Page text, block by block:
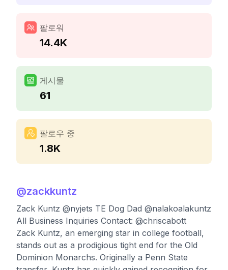
팔로워
14.4K
게시물
61
팔로우 중
1.8K
@zackkuntz
Zack Kuntz @nyjets TE Dog Dad @nalakoalakuntz
All Business Inquiries Contact: @chriscabott
Zack Kuntz, an emerging star in college football,
stands out as a prodigious tight end for the Old
Dominion Monarchs. Originally a Penn State